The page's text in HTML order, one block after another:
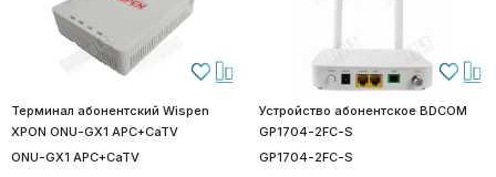
Терминал абонентский Wispen
XPON ONU-GX1 APC+CaTV
ONU-GX1 APC+CaTV
Устройство абонентское BDCOM
GP1704-2FC-S
GP1704-2FC-S